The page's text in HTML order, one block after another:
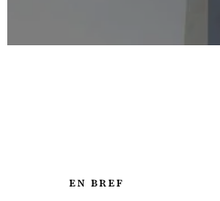
EN BREF